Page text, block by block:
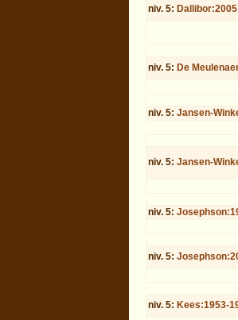
niv. 5: Dallibor:2005
niv. 5: De
niv. 5:Jansen-
niv. 5:Jansen-
niv. 5:
niv. 5:
niv. 5: Kees:1953-